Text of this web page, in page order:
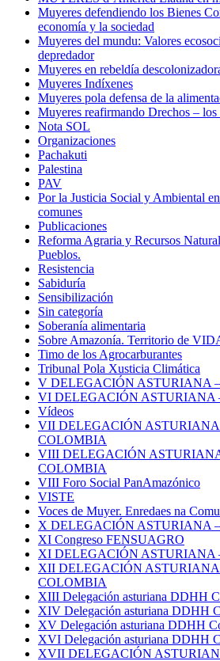
Muyeres defendiendo los Bienes
economía y la sociedad
Muyeres del mundu: Valores
depredador
Muyeres en rebeldía
Muyeres Indíxenes
Muyeres pola defensa de la
Muyeres reafirmando Drechos –
Nota SOL
Organizaciones
Pachakuti
Palestina
PAV
Por la Justicia Social y Ambiental
comunes
Publicaciones
Reforma Agraria y Recursos
Pueblos.
Resistencia
Sabiduría
Sensibilización
Sin categoría
Soberanía alimentaria
Sobre Amazonía. Territorio de
Timo de los Agrocarburantes
Tribunal Pola Xusticia Climática
V DELEGACIÓN ASTURIANA
VI DELEGACIÓN ASTURIANA
Vídeos
VII DELEGACIÓN
COLOMBIA
VIII DELEGACIÓN
COLOMBIA
VIII Foro Social PanAmazónico
VISTE
Voces de Muyer. Enredaes na
X DELEGACIÓN ASTURIANA
XI Congreso FENSUAGRO
XI DELEGACIÓN ASTURIANA
XII DELEGACIÓN
COLOMBIA
XIII Delegación asturiana DDHH
XIV Delegación asturiana DDHH
XV Delegación asturiana DDHH
XVI Delegación asturiana DDHH
XVII DELEGACIÓN